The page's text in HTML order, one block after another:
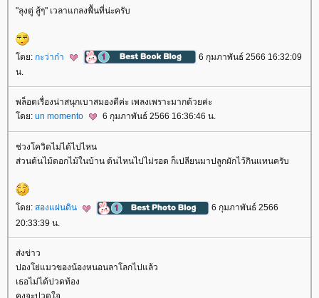
"ลุงตู่ สู้ๆ" เวลาแกลงพื้นที่น่ะครับ
ดย: กะว่าก๋า
6 กุมภาพันธ์ 2566 16:32:09
น.
พล็อตเรื่องน่าสนุกเบาสมองดีค่ะ เพลงเพราะมากด้วยค่ะ
ดย: un momento 6 กุมภาพันธ์ 2566 16:36:46 น.
ช่วงโควิดไม่ได้ไปไหน
ส่วนต้นไม้ดอกไม้ในบ้าน ต้นไหนไปไม่รอด ก็เปลียนมาปลูกผักไว้กินแทนครับ
ดย: สองแผ่นดิน
6 กุมภาพันธ์ 2566
20:33:39 น.
ส่งข่าว
ปองโย่แมวของน้องหนอนลาโลกไปแล้ว
เธอไม่ได้ปวดท้อง
คงจะปวดใจ